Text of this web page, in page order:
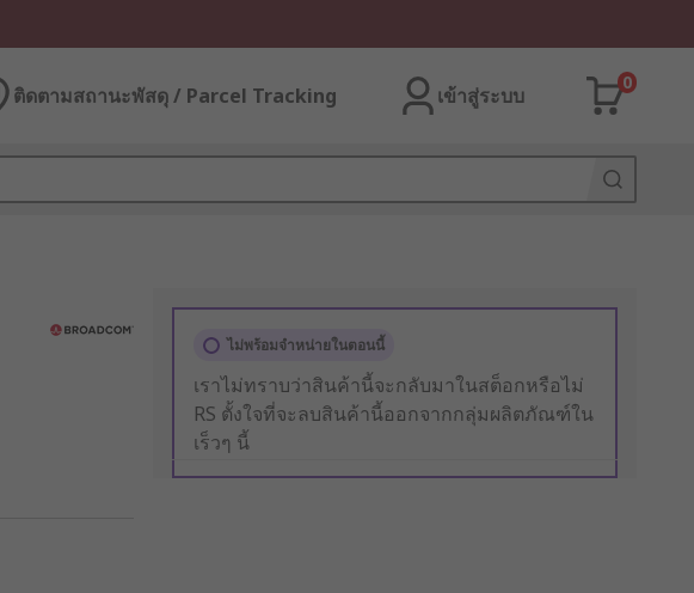
ติดตามสถานะพัสดุ / Parcel Tracking เข้าสู่ระบบ
0
ไม่พร้อมจำหน่ายในตอนนี้
เราไม่ทราบว่าสินค้านี้จะกลับมาในสต็อกหรือไม่
RS ตั้งใจที่จะลบสินค้านี้ออกจากกลุ่มผลิตภัณฑ์ใน
เร็วๆ นี้